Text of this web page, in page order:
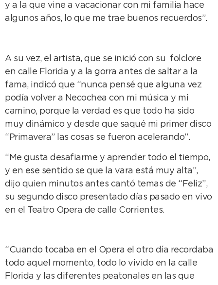
y a la que vine a vacacionar con mi familia hace
algunos años, lo que me trae buenos recuerdos”.
A su vez, el artista, que se inició con su folclore
en calle Florida y a la gorra antes de saltar a la
fama, indicó que “nunca pensé que alguna vez
podía volver a Necochea con mi música y mi
camino, porque la verdad es que todo ha sido
muy dinámico y desde que saqué mi primer disco
“Primavera” las cosas se fueron acelerando”.
“Me gusta desafiarme y aprender todo el tiempo,
y en ese sentido se que la vara está muy alta”,
dijo quien minutos antes cantó temas de “Feliz”,
su segundo disco presentado días pasado en vivo
en el Teatro Opera de calle Corrientes.
“Cuando tocaba en el Opera el otro día recordaba
todo aquel momento, todo lo vivido en la calle
Florida y las diferentes peatonales en las que